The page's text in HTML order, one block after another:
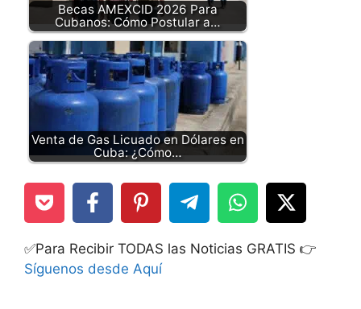
Becas AMEXCID 2026 Para
Cubanos: Cómo Postular a…
Venta de Gas Licuado en Dólares en
Cuba: ¿Cómo…
✅Para Recibir TODAS las Noticias GRATIS 👉
Síguenos desde Aquí